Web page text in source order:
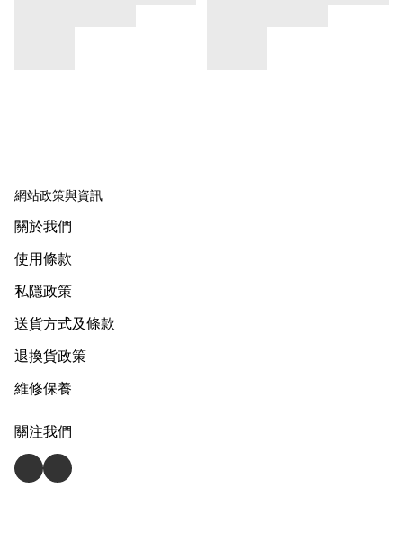
網站政策與資訊
關於我們
使用條款
私隱政策
送貨方式及條款
退換貨政策
維修保養
關注我們